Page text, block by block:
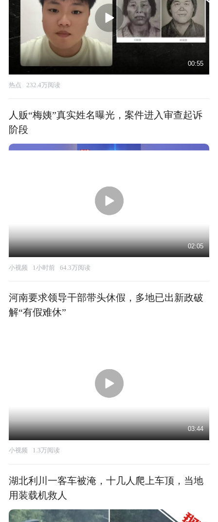
00:55
热点 232.4万阅读
人贩“梅姨”真实姓名曝光，案件进入审查起诉
阶段
02:05
小视频 1小时前 64.3万阅读
河南要求领导干部带头休假，多地已出新政破
解“有假难休”
03:44
小视频 1.3万阅读
湖北利川一客车被淹，十几人爬上车顶，当地
用装载机救人